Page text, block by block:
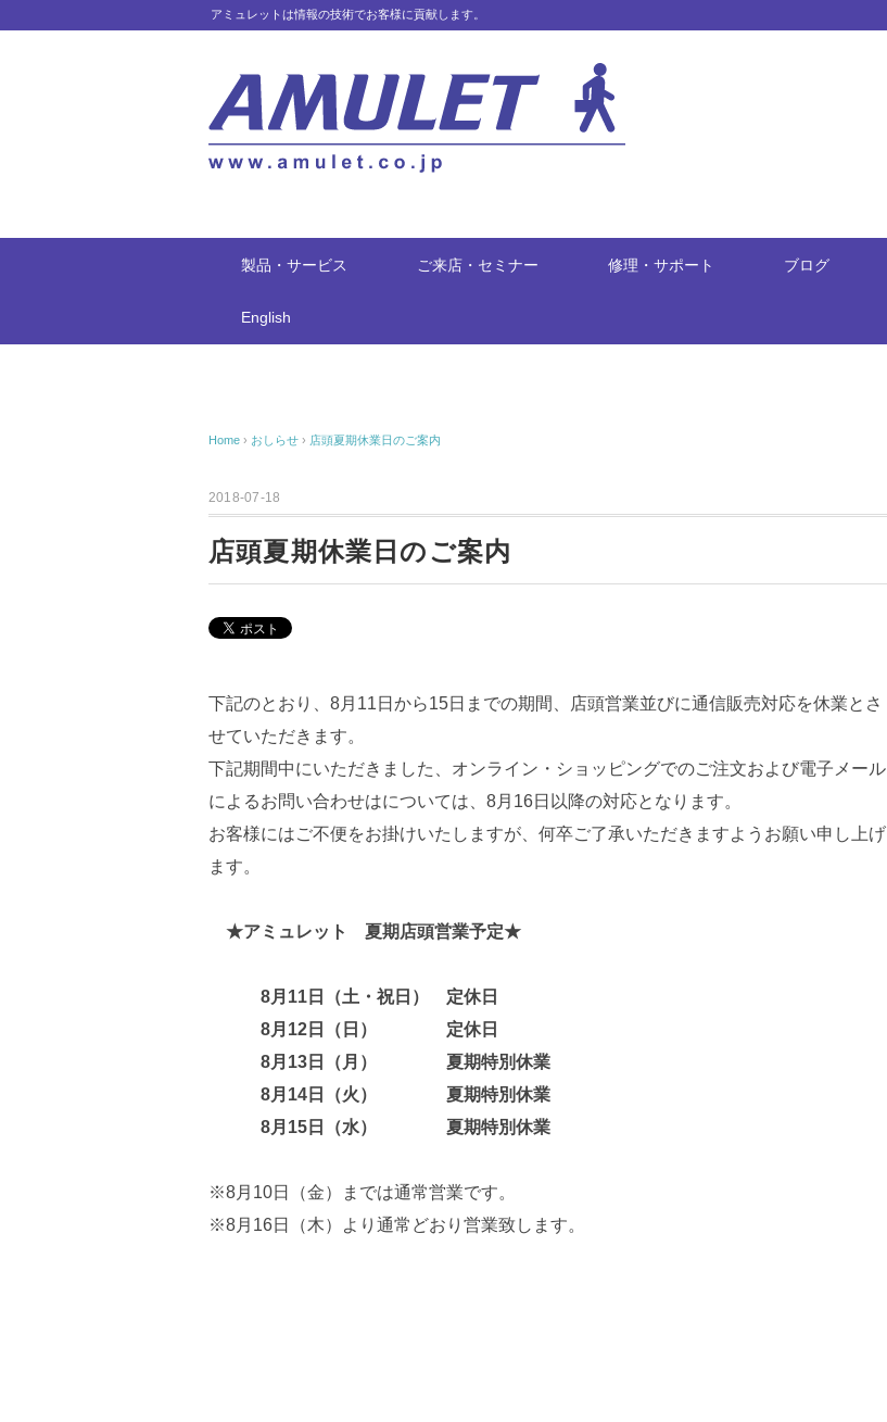
アミュレットは情報の技術でお客様に貢献します。
製品・サービス ご来店・セミナー 修理・サポート ブログ
English
Home › おしらせ › 店頭夏期休業日のご案内
2018-07-18
店頭夏期休業日のご案内
下記のとおり、8月11日から15日までの期間、店頭営業並びに通信販売対応を休業とさ
せていただきます。
下記期間中にいただきました、オンライン・ショッピングでのご注文および電子メール
によるお問い合わせはについては、8月16日以降の対応となります。
お客様にはご不便をお掛けいたしますが、何卒ご了承いただきますようお願い申し上げ
ます。
★アミュレット 夏期店頭営業予定★
8月11日（土・祝日）
定休日
8月12日（日）
定休日
8月13日（月）
夏期特別休業
8月14日（火）
夏期特別休業
8月15日（水）
夏期特別休業
※8月10日（金）までは通常営業です。
※8月16日（木）より通常どおり営業致します。